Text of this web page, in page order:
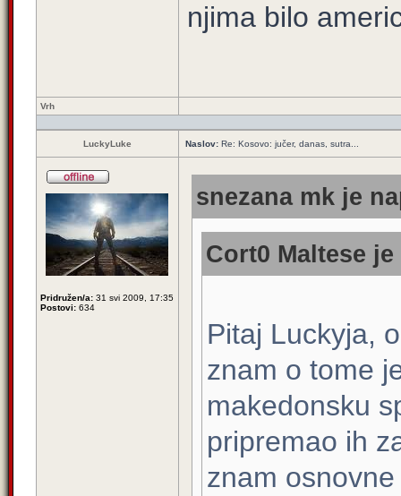
njima bilo
Vrh
LuckyLuke Naslov: Re: Kosovo: jučer, danas, sutra...
Pridružen/a: 31 svi 2009, 17:35
Postovi: 634
snezana mk je
Cort0 Maltese
Pitaj Luckyja,
znam o tome
makedonsku
pripremao ih
znam